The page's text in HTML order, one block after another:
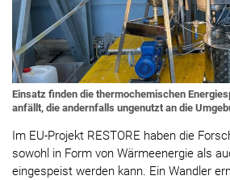
Einsatz finden die thermochemischen
anfällt, die andernfalls ungenutzt an die
Im EU-Projekt RESTORE haben die
sowohl in Form von Wärmeenergie als
eingespeist werden kann. Ein Wandler